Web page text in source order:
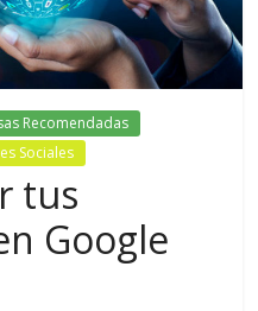
Recomendadas
Sociales
tus
Google